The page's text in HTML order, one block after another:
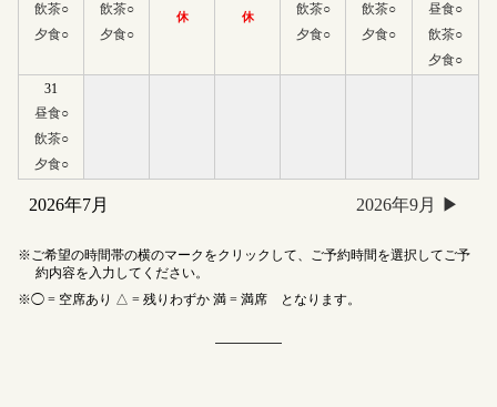
飲茶○
夕食○
飲茶○
夕食○
休 休
飲茶○
夕食○
飲茶○
夕食○
昼食○
飲茶○
夕食○
31
昼食○
飲茶○
夕食○
2026年7月 2026年9月
ご希望の時間帯の横のマークをクリックして、ご予約時間を選択してご予
約内容を入力してください。
◯ = 空席あり △ = 残りわずか 満 = 満席 となります。